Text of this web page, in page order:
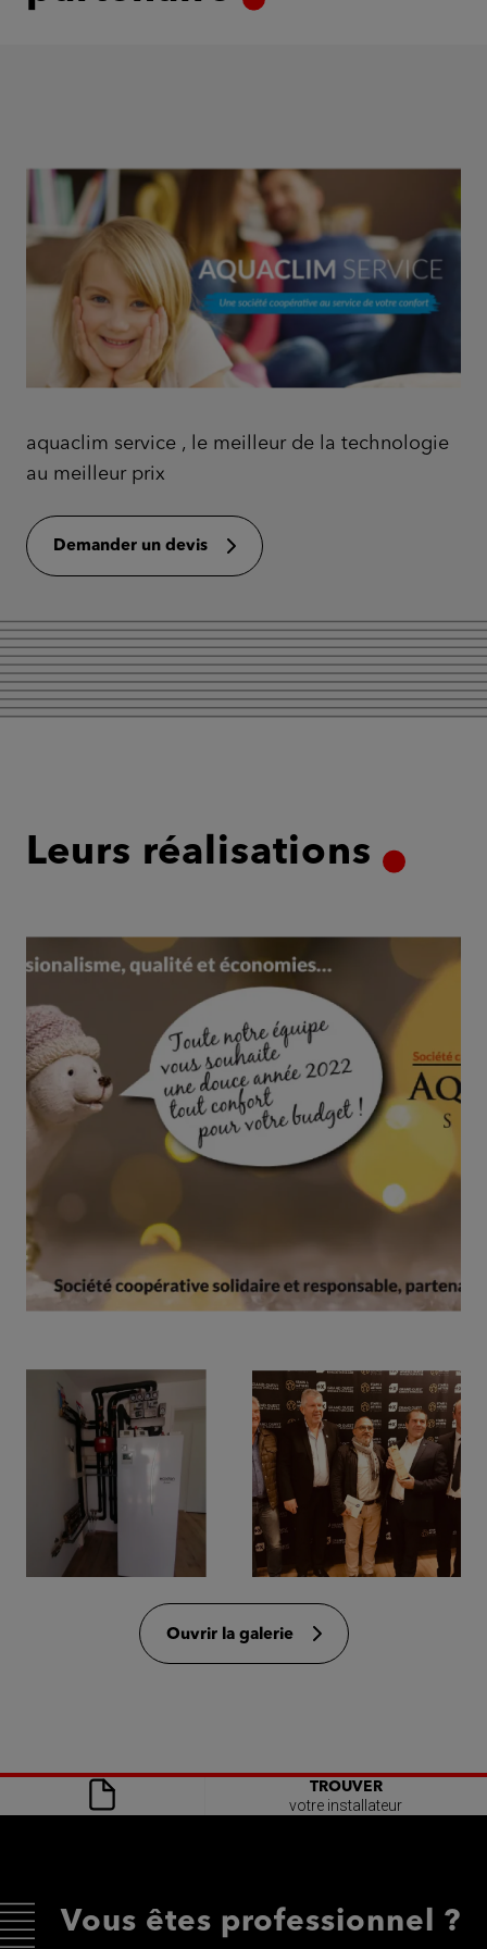
aquaclim service , le meilleur de la technologie
au meilleur prix
Demander un devis
Leurs réalisations
Ouvrir la galerie
TROUVER
votre installateur
Vous êtes professionnel ?